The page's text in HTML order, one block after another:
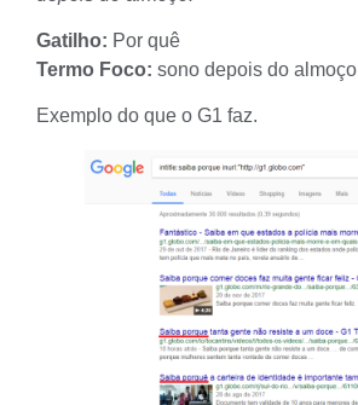
Gatilho: Por quê
Termo Foco: sono depois do almoço
Exemplo do que o G1 faz.